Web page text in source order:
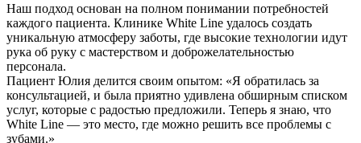
Наш подход основан на полном понимании потребностей
каждого пациента. Клинике White Line удалось создать
уникальную атмосферу заботы, где высокие технологии идут
рука об руку с мастерством и доброжелательностью
персонала.
Пациент Юлия делится своим опытом: «Я обратилась за
консультацией, и была приятно удивлена обширным списком
услуг, которые с радостью предложили. Теперь я знаю, что
White Line — это место, где можно решить все проблемы с
зубами.»